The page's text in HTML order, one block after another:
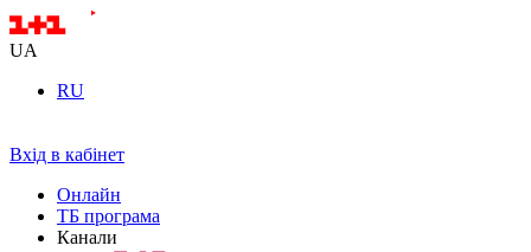
UA
RU
Вхід в кабінет
Онлайн
ТБ програма
Канали